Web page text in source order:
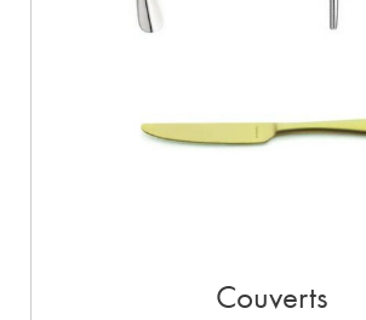
Couverts